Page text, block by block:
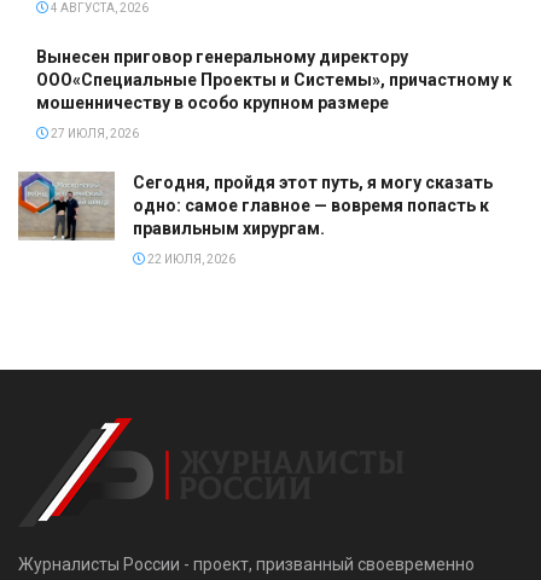
4 АВГУСТА, 2026
Вынесен приговор генеральному директору
ООО«Специальные Проекты и Системы», причастному к
мошенничеству в особо крупном размере
27 ИЮЛЯ, 2026
Сегодня, пройдя этот путь, я могу сказать
одно: самое главное — вовремя попасть к
правильным хирургам.
22 ИЮЛЯ, 2026
Журналисты России - проект, призванный своевременно